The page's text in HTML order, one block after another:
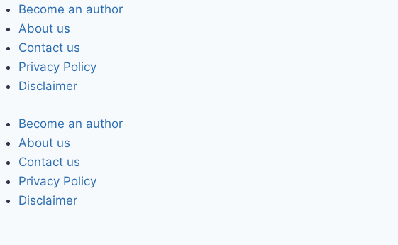
Become an author
About us
Contact us
Privacy Policy
Disclaimer
Become an author
About us
Contact us
Privacy Policy
Disclaimer